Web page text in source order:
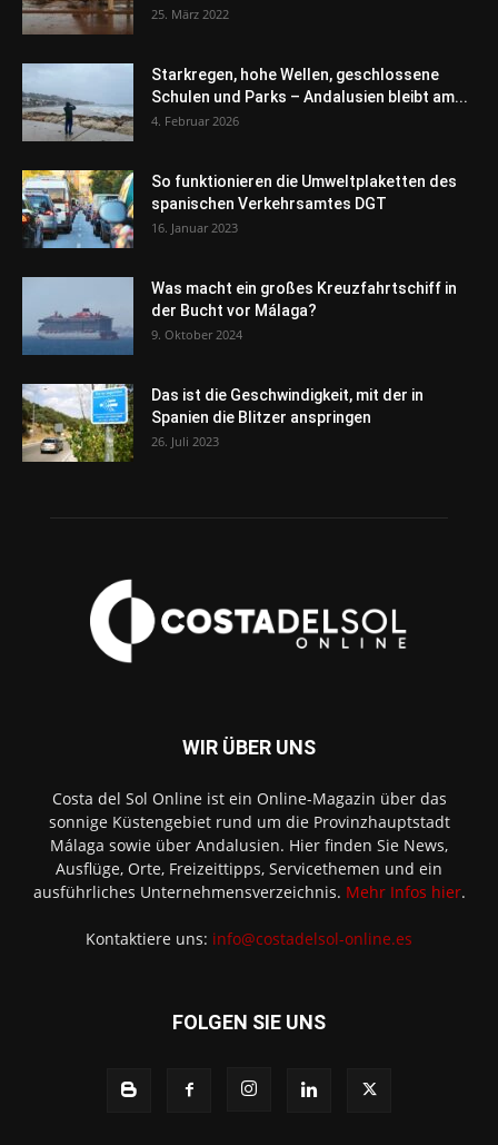
25. März 2022
Starkregen, hohe Wellen, geschlossene
Schulen und Parks – Andalusien bleibt am...
4. Februar 2026
So funktionieren die Umweltplaketten des
spanischen Verkehrsamtes DGT
16. Januar 2023
Was macht ein großes Kreuzfahrtschiff in
der Bucht vor Málaga?
9. Oktober 2024
Das ist die Geschwindigkeit, mit der in
Spanien die Blitzer anspringen
26. Juli 2023
WIR ÜBER UNS
Costa del Sol Online ist ein Online-Magazin über das
sonnige Küstengebiet rund um die Provinzhauptstadt
Málaga sowie über Andalusien. Hier finden Sie News,
Ausflüge, Orte, Freizeittipps, Servicethemen und ein
ausführliches Unternehmensverzeichnis. Mehr Infos hier.
Kontaktiere uns: info@costadelsol-online.es
FOLGEN SIE UNS